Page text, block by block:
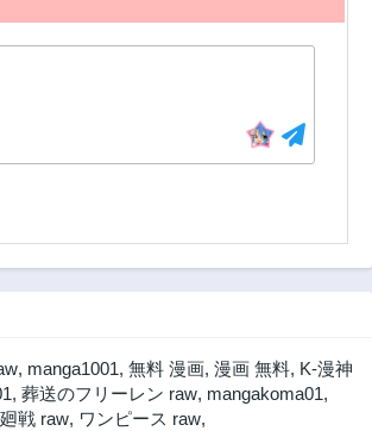
2ヶ月前
第7話
2ヶ月前
, manga1001, 無料 漫画, 漫画 無料, K-漫神
, 葬送のフリーレン raw, mangakoma01,
戦 raw, ワンピース raw,